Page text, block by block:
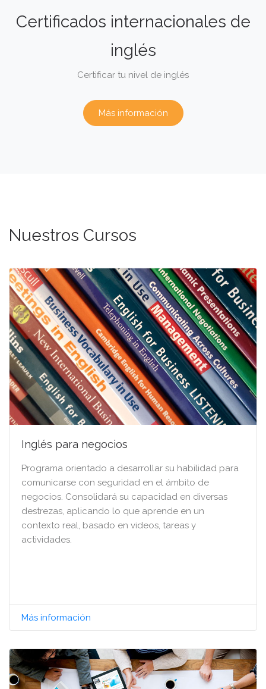
Certificados internacionales de
inglés
Certificar tu nivel de inglés
Más información
Nuestros Cursos
Inglés para negocios
Programa orientado a desarrollar su habilidad para
comunicarse con seguridad en el ámbito de
negocios. Consolidará su capacidad en diversas
destrezas, aplicando lo que aprende en un
contexto real, basado en videos, tareas y
actividades.
Más información